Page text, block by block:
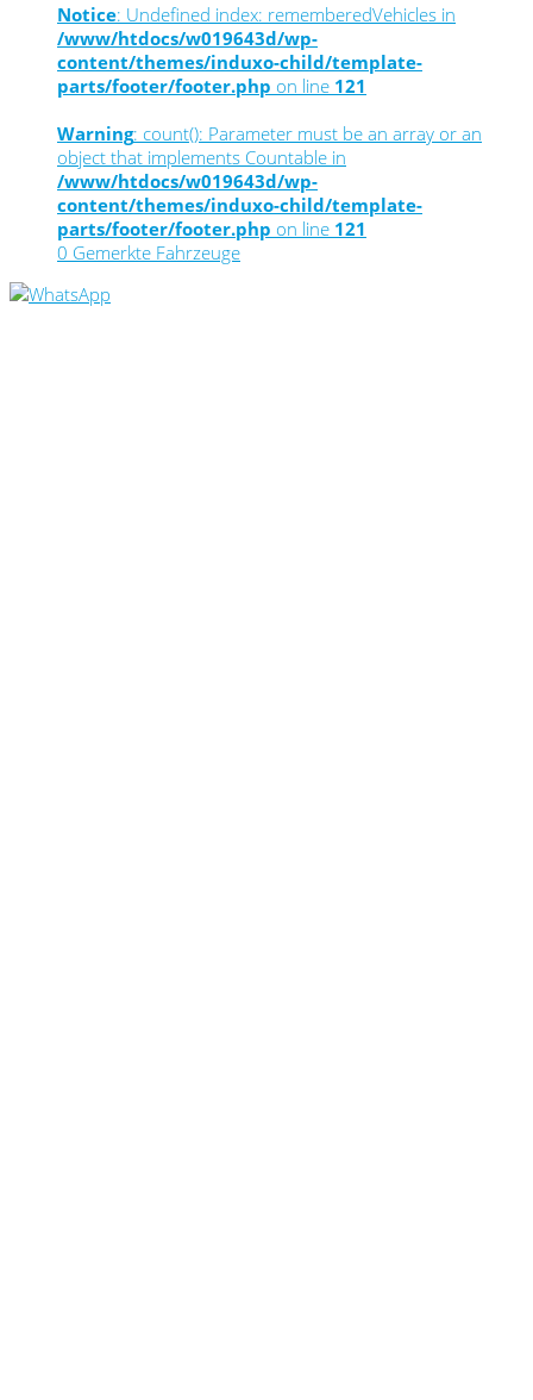
Notice: Undefined index: rememberedVehicles in
/www/htdocs/w019643d/wp-
content/themes/induxo-child/template-
parts/footer/footer.php on line 121
Warning: count(): Parameter must be an array or an
object that implements Countable in
/www/htdocs/w019643d/wp-
content/themes/induxo-child/template-
parts/footer/footer.php on line 121
0 Gemerkte Fahrzeuge